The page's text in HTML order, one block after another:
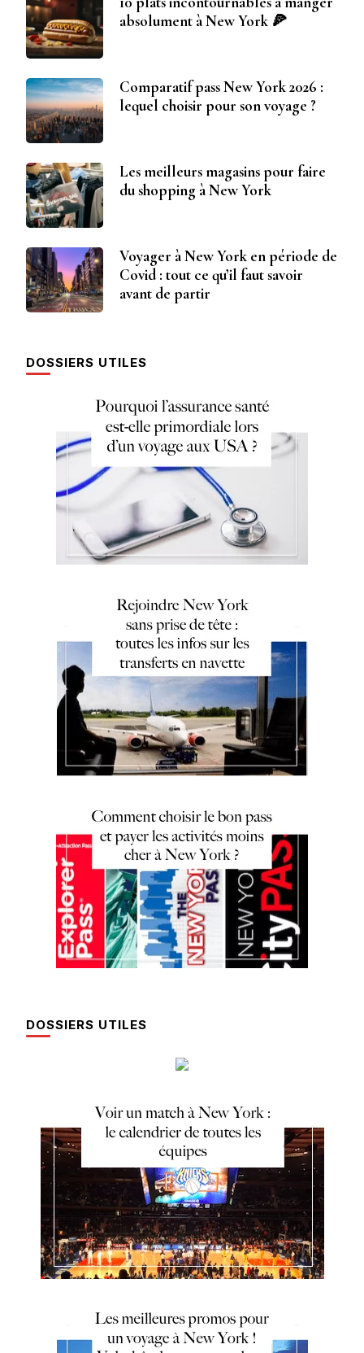
absolument à New York 🍕
Comparatif pass New York 2026 :
lequel choisir pour son voyage ?
Les meilleurs magasins pour faire
du shopping à New York
Voyager à New York en période de
Covid : tout ce qu’il faut savoir
avant de partir
DOSSIERS UTILES
DOSSIERS UTILES